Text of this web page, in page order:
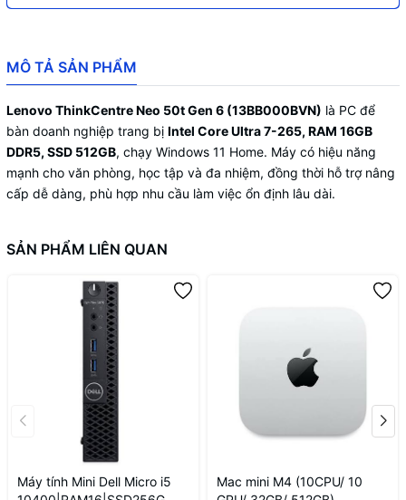
MÔ TẢ SẢN PHẨM
Lenovo ThinkCentre Neo 50t Gen 6 (13BB000BVN) là PC để
bàn doanh nghiệp trang bị Intel Core Ultra 7-265, RAM 16GB
DDR5, SSD 512GB, chạy Windows 11 Home. Máy có hiệu năng
mạnh cho văn phòng, học tập và đa nhiệm, đồng thời hỗ trợ nâng
cấp dễ dàng, phù hợp nhu cầu làm việc ổn định lâu dài.
SẢN PHẨM LIÊN QUAN
Máy tính Mini Dell Micro i5
Mac mini M4 (10CPU/ 10